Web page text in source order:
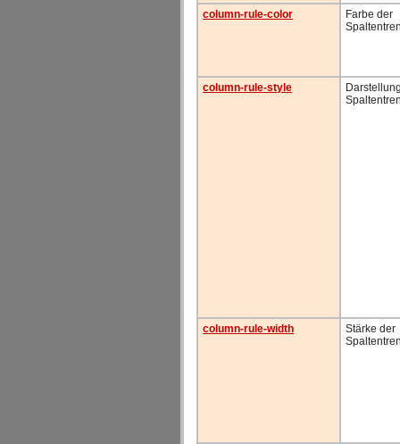
column-rule-color
Farbe der
column-rule-style
column-rule-width
Stärke der